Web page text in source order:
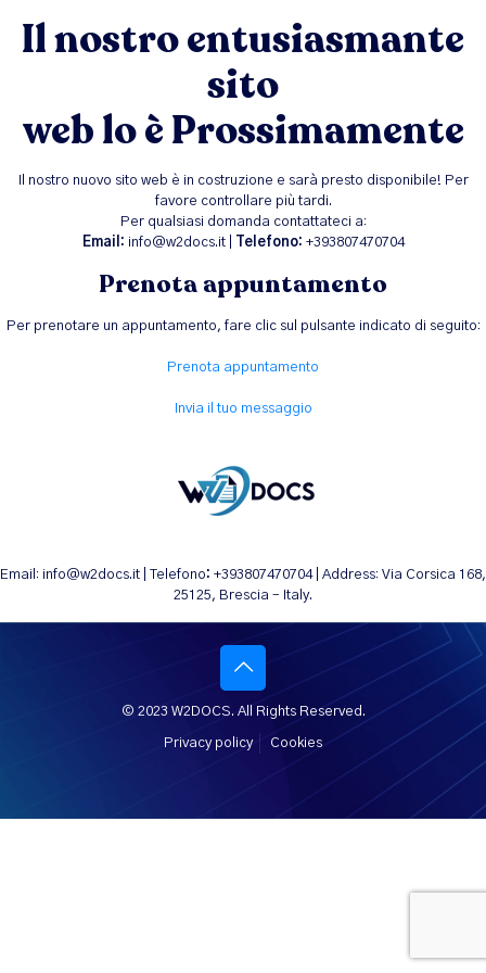
Il nostro entusiasmante
sito
web lo è Prossimamente
Il nostro nuovo sito web è in costruzione e sarà presto disponibile! Per
favore controllare più tardi.
Per qualsiasi domanda contattateci a:
Email: info@w2docs.it | Telefono: +393807470704
Prenota appuntamento
Per prenotare un appuntamento, fare clic sul pulsante indicato di seguito:
Prenota appuntamento
Invia il tuo messaggio
Email: info@w2docs.it | Telefono: +393807470704 | Address: Via Corsica 168,
25125, Brescia – Italy.
© 2023 W2DOCS. All Rights Reserved.
Privacy policy Cookies